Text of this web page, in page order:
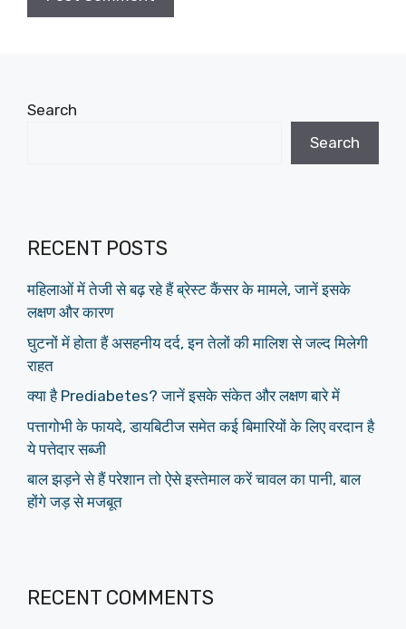
Search
Search
RECENT POSTS
महिलाओं में तेजी से बढ़ रहे हैं ब्रेस्ट कैंसर के मामले, जानें इसके
लक्षण और कारण
घुटनों में होता हैं असहनीय दर्द, इन तेलों की मालिश से जल्द मिलेगी
राहत
क्या है Prediabetes? जानें इसके संकेत और लक्षण बारे में
पत्तागोभी के फायदे, डायबिटीज समेत कई बिमारियों के लिए वरदान है
ये पत्तेदार सब्जी
बाल झड़ने से हैं परेशान तो ऐसे इस्तेमाल करें चावल का पानी, बाल
होंगे जड़ से मजबूत
RECENT COMMENTS